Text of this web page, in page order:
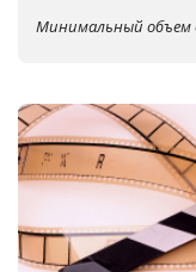
Минимальный объем